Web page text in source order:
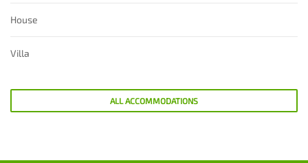
House
Villa
ALL ACCOMMODATIONS